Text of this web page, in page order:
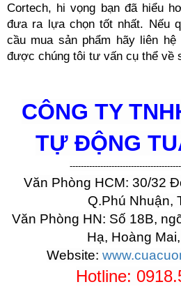
Cortech, hi vọng bạn đã hiểu
đưa ra lựa chọn tốt nhất. Nếu
cầu mua sản phẩm hãy liên
được chúng tôi tư vấn cụ thể về
CÔNG TY
TỰ ĐỘNG
Văn Phòng HCM: 30/32
Q.Phú Nhuận,
Văn Phòng HN: Số 18B,
Hạ, Hoàng
Website:
Hotline: